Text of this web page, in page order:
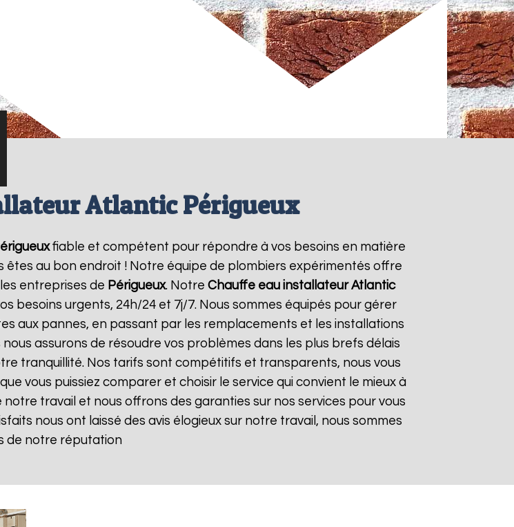
Atlantic Périgueux
fiable et compétent pour répondre à vos besoins en matière
au bon endroit ! Notre équipe de plombiers expérimentés offre
entreprises de Périgueux. Notre Chauffe eau installateur Atlantic
besoins urgents, 24h/24 et 7j/7. Nous sommes équipés pour gérer
aux pannes, en passant par les remplacements et les installations
assurons de résoudre vos problèmes dans les plus brefs délais
tranquillité. Nos tarifs sont compétitifs et transparents, nous vous
vous puissiez comparer et choisir le service qui convient le mieux à
travail et nous offrons des garanties sur nos services pour vous
nous ont laissé des avis élogieux sur notre travail, nous sommes
de notre réputation